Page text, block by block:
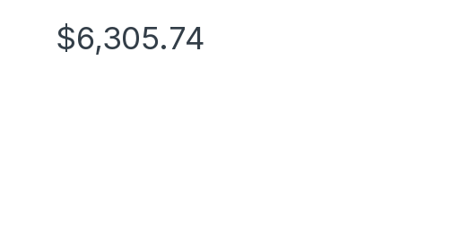
$6,305.74